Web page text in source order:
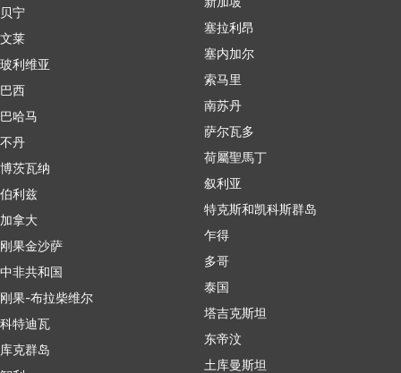
贝宁
文莱
玻利维亚
巴西
巴哈马
不丹
博茨瓦纳
伯利兹
加拿大
刚果金沙萨
中非共和国
刚果-布拉柴维尔
科特迪瓦
库克群岛
塞拉利昂
塞内加尔
索马里
南苏丹
萨尔瓦多
荷屬聖馬丁
叙利亚
特克斯和凯科斯群岛
乍得
多哥
泰国
塔吉克斯坦
东帝汶
土库曼斯坦